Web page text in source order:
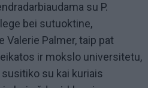
su P.
bei sutuoktine,
Palmer, taip pat
ir mokslo universitetu,
su kai kuriais